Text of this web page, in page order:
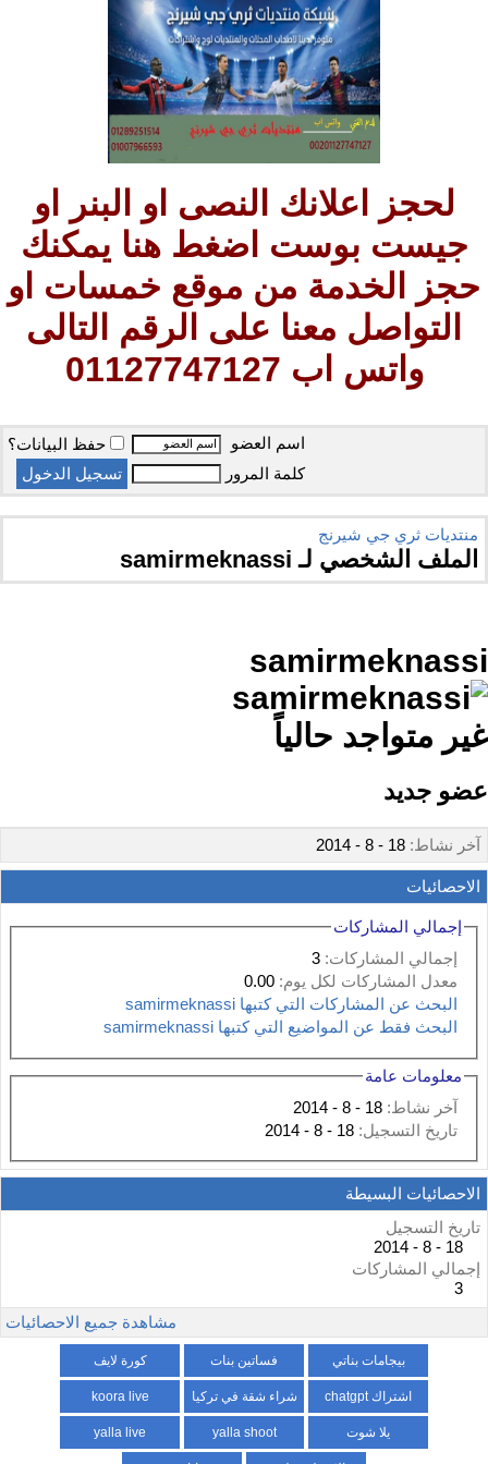
لحجز اعلانك النصى او البنر او
جيست بوست اضغط هنا يمكنك
حجز الخدمة من موقع خمسات او
التواصل معنا على الرقم التالى
واتس اب 01127747127
اسم العضو
حفظ البيانات؟
كلمة المرور
منتديات ثري جي شيرنج
الملف الشخصي لـ samirmeknassi
samirmeknassi
عضو جديد
آخر نشاط:
الاحصائيات
إجمالي المشاركات
إجمالي المشاركات: 3
معدل المشاركات لكل يوم: 0.00
البحث عن المشاركات التي كتبها samirmeknassi
البحث فقط عن المواضيع التي كتبها samirmeknassi
معلومات عامة
آخر نشاط: 18 - 8 - 2014
تاريخ التسجيل: 18 - 8 - 2014
الاحصائيات البسيطة
تاريخ التسجيل
18 - 8 - 2014
إجمالي المشاركات
3
مشاهدة جميع الاحصائيات
بيجامات بناتي فساتين بنات كورة لايف
اشتراك chatgpt شراء شقة في تركيا koora live
يلا شوت yalla shoot
yalla live